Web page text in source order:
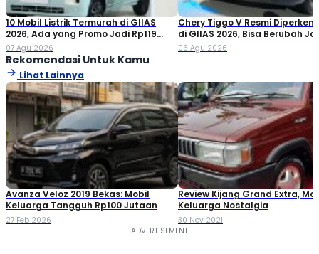
10 Mobil Listrik Termurah di GIIAS
2026, Ada yang Promo Jadi Rp119
Jutaan!
07 Agu 2026
Chery Tiggo V Resmi
di GIIAS 2026, Bisa Berubah
Double Cabin
06 Agu 2026
Rekomendasi Untuk Kamu
Lihat Lainnya
Avanza Veloz 2019 Bekas: Mobil
Keluarga Tangguh Rp100 Jutaan
27 Feb 2026
Review Kijang Grand Extra,
Keluarga Nostalgia
30 Nov 2021